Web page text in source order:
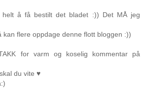
å få bestilt det bladet :)) Det MÅ jeg
kan flere oppdage denne flott bloggen :))
for varm og koselig kommentar på
du vite ♥